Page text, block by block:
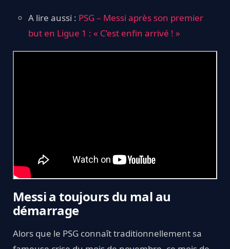
A lire aussi : PSG – Messi après son premier
but en Ligue 1 : « C’est enfin arrivé ! »
Messi a toujours du mal au
démarrage
Alors que le PSG connaît traditionnellement sa